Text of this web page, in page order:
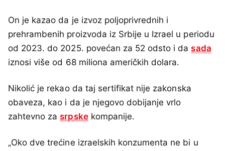
On je kazao da je izvoz polјoprivrednih i
prehrambenih proizvoda iz Srbije u Izrael u periodu
od 2023. do 2025. povećan za 52 odsto i dasada
iznosi više od 68 miliona američkih dolara.
Nikolić je rekao da taj sertifikat nije zakonska
obaveza, kao i da je njegovo dobijanje vrlo
zahtevno zasrpskekompanije.
„Oko dve trećine izraelskih konzumenta ne bi u